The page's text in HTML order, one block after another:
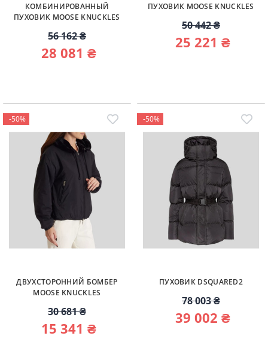
КОМБИНИРОВАННЫЙ
ПУХОВИК MOOSE KNUCKLES
56 162 ₴
28 081 ₴
ПУХОВИК MOOSE KNUCKLES
50 442 ₴
25 221 ₴
-50%
ДВУХСТОРОННИЙ БОМБЕР
MOOSE KNUCKLES
30 681 ₴
15 341 ₴
-50%
ПУХОВИК DSQUARED2
78 003 ₴
39 002 ₴